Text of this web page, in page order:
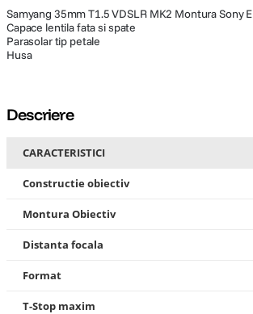
Samyang 35mm T1.5 VDSLR MK2 Montura Sony E
Capace lentila fata si spate
Parasolar tip petale
Husa
Descriere
CARACTERISTICI
Constructie obiectiv
Montura Obiectiv
Distanta focala
Format
T-Stop maxim